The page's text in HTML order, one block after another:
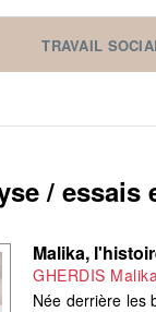
TRAVAIL
/ essais
Malika,
GHERDIS
Née derrière les